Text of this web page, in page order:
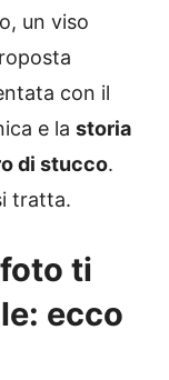
un viso
con il
e la storia
di stucco.
tratta.
ti
ecco